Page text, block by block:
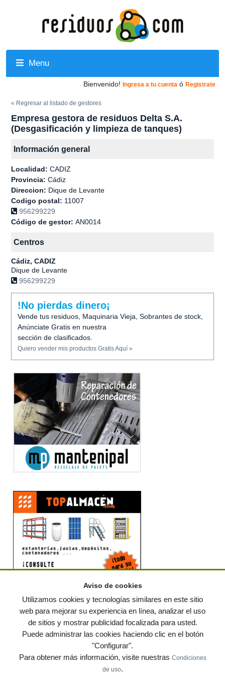
Menu
Bienvenido! Ingresa a tu cuenta ó Registrate
« Regresar al listado de gestores
Empresa gestora de residuos Delta S.A.
(Desgasificación y limpieza de tanques)
Información general
Localidad: CADIZ
Provincia: Cádiz
Direccion: Dique de Levante
Codigo postal: 11007
956299229
Código de gestor: AN0014
Centros
Cádiz, CADIZ
Dique de Levante
956299229
!No pierdas dinero¡
Vende tus residuos, Maquinaria Vieja, Sobrantes de stock,
Anúnciate Gratis en nuestra
sección de clasificados.
Quiero vender mis productos Gratis Aquí »
© residuos.com - Todos los derechos reservados Política de privacidad
Condiciones de uso|Contacto |Editores|Mapa web|Preguntas frecuentes|Publica
tus anuncios gratis!
Aviso de cookies
Utilizamos cookies y tecnologías similares en este sitio
web para mejorar su experiencia en línea, analizar el uso
de sitios y mostrar publicidad focalizada para usted.
Puede administrar las cookies haciendo clic en el botón
"Configurar".
Para obtener más información, visite nuestras Condiciones
de uso.